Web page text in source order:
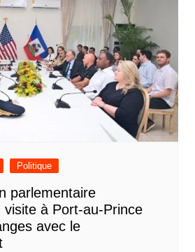
Politique
parlementaire
visite à Port-au-Prince
avec le